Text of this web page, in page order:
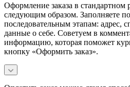
Оформление заказа в стандартном
следующим образом. Заполняете
последовательным этапам: адрес,
данные о себе. Советуем в
информацию, которая поможет
кнопку «Оформить заказ».